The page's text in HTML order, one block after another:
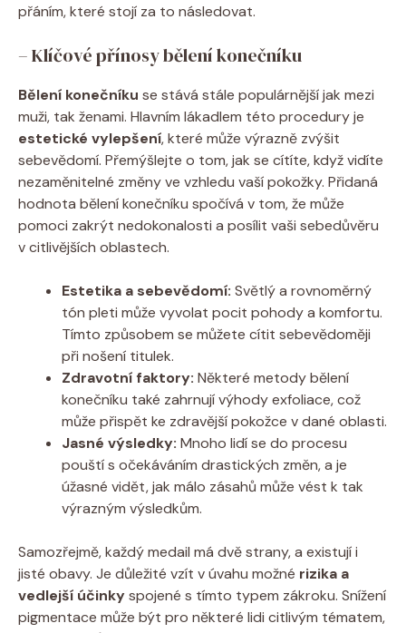
přáním, které stojí za to následovat.
– Klíčové přínosy bělení konečníku
Bělení konečníku se stává stále populárnější jak mezi
muži, tak ženami. Hlavním lákadlem této procedury je
estetické vylepšení, které může výrazně zvýšit
sebevědomí. Přemýšlejte o tom, jak se cítíte, když vidíte
nezaměnitelné změny ve vzhledu vaší pokožky. Přidaná
hodnota bělení konečníku spočívá v tom, že může
pomoci zakrýt nedokonalosti a posílit vaši sebedůvěru
v citlivějších oblastech.
Estetika a sebevědomí: Světlý a rovnoměrný
tón pleti může vyvolat pocit pohody a komfortu.
Tímto způsobem se můžete cítit sebevědoměji
při nošení titulek.
Zdravotní faktory: Některé metody bělení
konečníku také zahrnují výhody exfoliace, což
může přispět ke zdravější pokožce v dané oblasti.
Jasné výsledky: Mnoho lidí se do procesu
pouští s očekáváním drastických změn, a je
úžasné vidět, jak málo zásahů může vést k tak
výrazným výsledkům.
Samozřejmě, každý medail má dvě strany, a existují i
jisté obavy. Je důležité vzít v úvahu možné rizika a
vedlejší účinkyspojené s tímto typem zákroku. Snížení
pigmentace může být pro některé lidi citlivým tématem,